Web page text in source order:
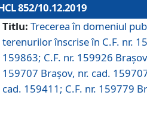
852/10.12.2019
Titlu: Trecerea în domeniul
terenurilor înscrise în C.F. nr.
159863; C.F. nr. 159926
159707 Brașov, nr. cad.
cad. 159411; C.F. nr. 159779